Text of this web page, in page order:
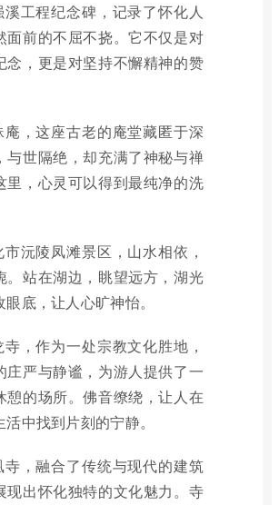
溪工程纪念碑，记录了怀化人
面前的不屈不挠。它不仅是对
念，更是对坚持不懈精神的赞
庵，这座古老的庵堂藏匿于深
与世隔绝，却充满了神秘与禅
里，心灵可以得到最纯净的洗
市沅陵凤滩景区，山水相依，
。站在湖边，眺望远方，湖光
底，让人心旷神怡。
寺，作为一处宗教文化胜地，
庄严与静谧，为游人提供了一
憩的场所。佛音缭绕，让人在
中找到片刻的宁静。
寺，融合了传统与现代的建筑
现出怀化独特的文化魅力。寺